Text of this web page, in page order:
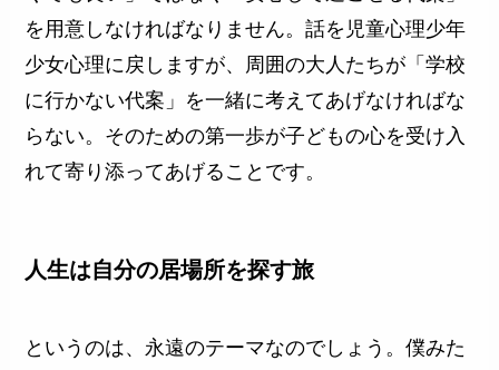
を用意しなければなりません。話を児童心理少年
少女心理に戻しますが、周囲の大人たちが「学校
に行かない代案」を一緒に考えてあげなければな
らない。そのための第一歩が子どもの心を受け入
れて寄り添ってあげることです。
人生は自分の居場所を探す旅
というのは、永遠のテーマなのでしょう。僕みた